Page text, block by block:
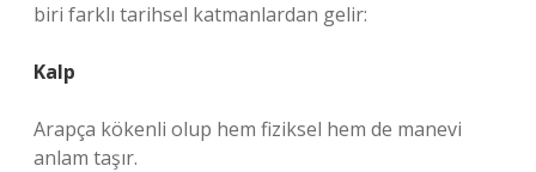
biri farklı tarihsel katmanlardan gelir:
Kalp
Arapça kökenli olup hem fiziksel hem de manevi
anlam taşır.